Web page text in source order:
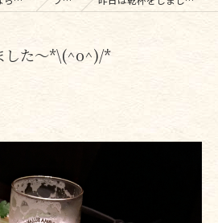
した〜*\(^o^)/*